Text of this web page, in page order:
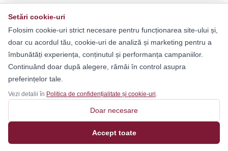
Setări cookie-uri
Folosim cookie-uri strict necesare pentru funcționarea site-ului și,
doar cu acordul tău, cookie-uri de analiză și marketing pentru a
îmbunătăți experiența, conținutul și performanța campaniilor.
Continuând doar după alegere, rămâi în control asupra
preferințelor tale.
Vezi detalii în Politica de confidențialitate și cookie-uri.
Doar necesare
Accept toate